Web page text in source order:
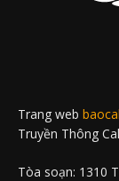
Trang web
Truyền Thông
Tòa soạn: 1310